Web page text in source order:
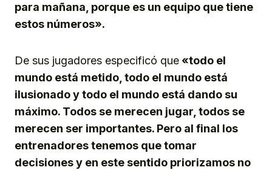
para mañana, porque es un equipo que tiene
estos números».
De sus jugadores especificó que «todo el
mundo está metido, todo el mundo está
ilusionado y todo el mundo está dando su
máximo. Todos se merecen jugar, todos se
merecen ser importantes. Pero al final los
entrenadores tenemos que tomar
decisiones y en este sentido priorizamos no